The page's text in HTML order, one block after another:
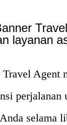
layanan
Agent
perjalanan
selama